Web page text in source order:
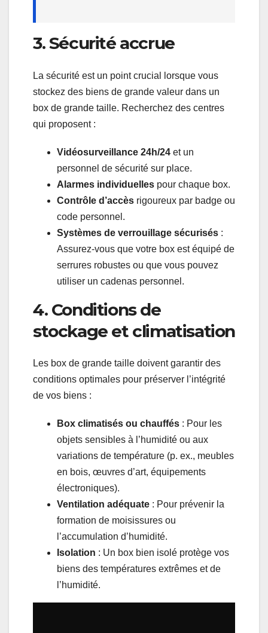
3. Sécurité accrue
La sécurité est un point crucial lorsque vous
stockez des biens de grande valeur dans un
box de grande taille. Recherchez des centres
qui proposent :
Vidéosurveillance 24h/24 et un
personnel de sécurité sur place.
Alarmes individuelles pour chaque box.
Contrôle d’accès rigoureux par badge ou
code personnel.
Systèmes de verrouillage sécurisés :
Assurez-vous que votre box est équipé de
serrures robustes ou que vous pouvez
utiliser un cadenas personnel.
4. Conditions de
stockage et climatisation
Les box de grande taille doivent garantir des
conditions optimales pour préserver l’intégrité
de vos biens :
Box climatisés ou chauffés : Pour les
objets sensibles à l’humidité ou aux
variations de température (p. ex., meubles
en bois, œuvres d’art, équipements
électroniques).
Ventilation adéquate : Pour prévenir la
formation de moisissures ou
l’accumulation d’humidité.
Isolation : Un box bien isolé protège vos
biens des températures extrêmes et de
l’humidité.